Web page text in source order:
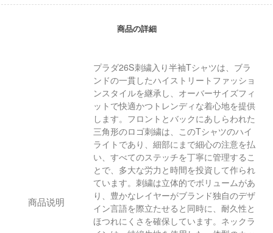
商品の詳細
商品说明
プラダ26S刺繍入り半袖Tシャツは、ブラ
ンドの一貫したハイストリートファッショ
ンスタイルを継承し、オーバーサイズフィ
ットで快適かつトレンディな着心地を提供
します。フロントとバックにあしらわれた
三角形のロゴ刺繍は、このTシャツのハイ
ライトであり、細部にまで細心の注意を払
い、すべてのステッチを丁寧に管理するこ
とで、多大な労力と時間を投資して作られ
ています。刺繍は立体的でボリュームがあ
り、豊かなレイヤーがブランド独自のデザ
イン言語を際立たせると同時に、耐久性と
ほつれにくさを確保しています。ネックラ